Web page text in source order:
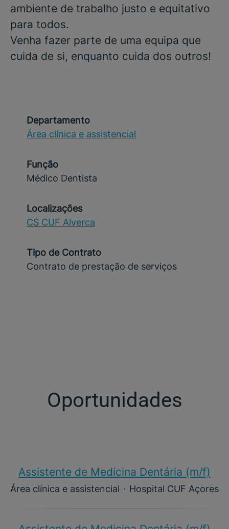
ambiente de trabalho justo e equitativo
para todos.
Venha fazer parte de uma equipa que
cuida de si, enquanto cuida dos outros!
Departamento
Área clínica e assistencial
Função
Médico Dentista
Localizações
CS CUF Alverca
Tipo de Contrato
Contrato de prestação de serviços
Oportunidades
Assistente de Medicina Dentária (m/f)​
Área clínica e assistencial · Hospital CUF Açores